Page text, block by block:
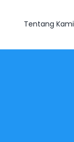
Tentang Kami